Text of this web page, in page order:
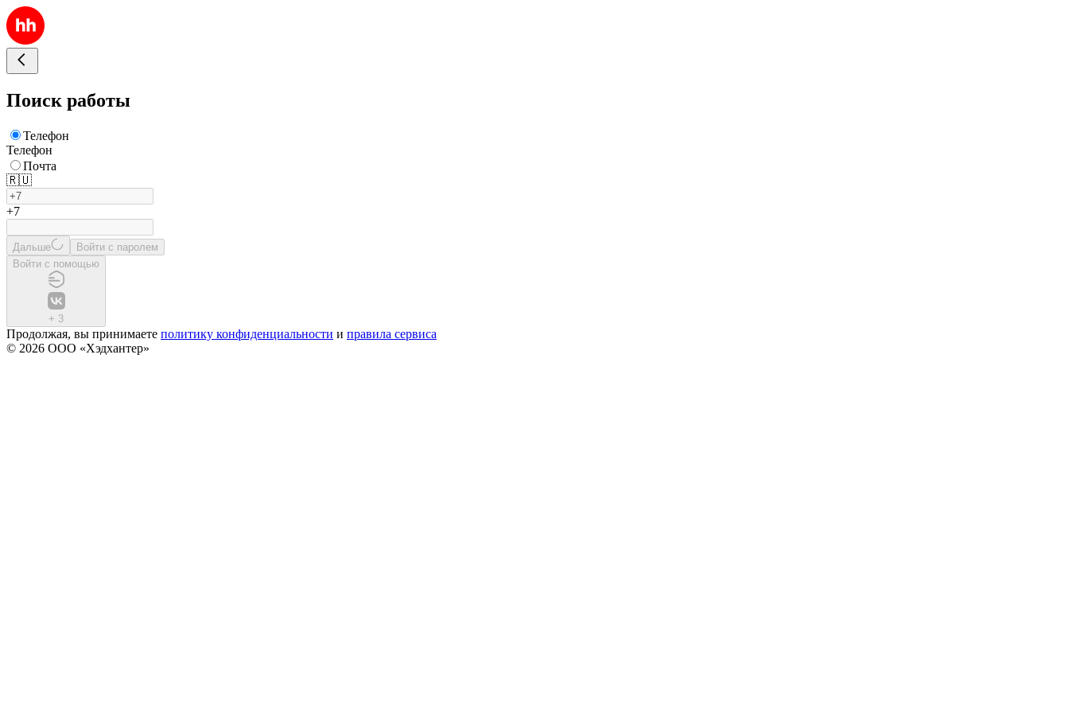
Поиск работы
Телефон
Телефон
Почта
🇷🇺
+7
Дальше
Войти с паролем
Войти с помощью
+ 3
Продолжая, вы принимаете политику конфиденциальности и правила сервиса
© 2026 ООО «Хэдхантер»